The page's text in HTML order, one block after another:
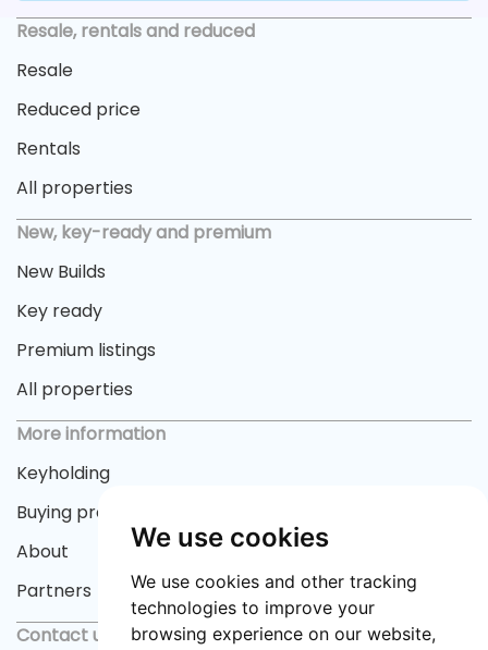
We use cookies
We use cookies and other tracking
technologies to improve your
browsing experience on our website,
Resale, rentals and reduced
Resale
Reduced price
Rentals
All properties
New, key-ready and premium
New Builds
Key ready
Premium listings
All properties
More information
Keyholding
Buying process
About
Partners
Contact us